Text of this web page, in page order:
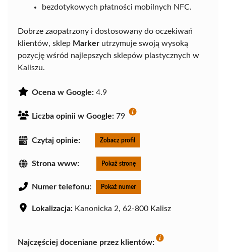
bezdotykowych płatności mobilnych NFC.
Dobrze zaopatrzony i dostosowany do oczekiwań
klientów, sklep Marker utrzymuje swoją wysoką
pozycję wśród najlepszych sklepów plastycznych w
Kaliszu.
Ocena w Google: 4.9
Liczba opinii w Google: 79
Czytaj opinie: Zobacz profil
Strona www: Pokaż stronę
Numer telefonu: Pokaż numer
Lokalizacja: Kanonicka 2, 62-800 Kalisz
Najczęściej doceniane przez klientów: